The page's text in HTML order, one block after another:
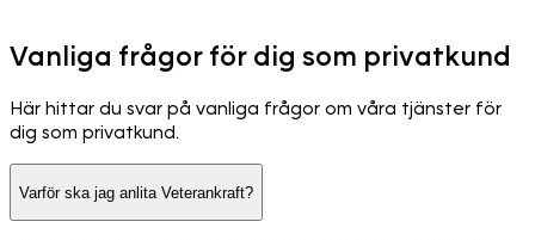
Vanliga frågor för dig som privatkund
Här hittar du svar på vanliga frågor om våra tjänster för
dig som privatkund.
Varför ska jag anlita Veterankraft?